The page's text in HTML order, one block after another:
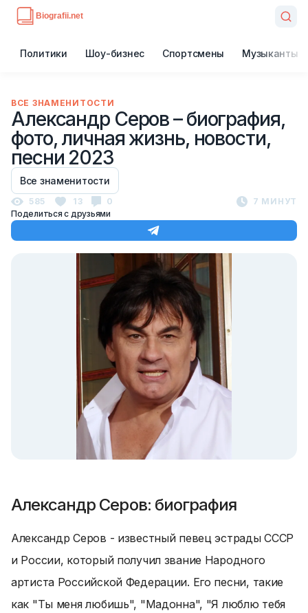
Политики Шоу-бизнес Спортсмены Музыканты
ВСЕ ЗНАМЕНИТОСТИ
Александр Серов – биография,
фото, личная жизнь, новости,
песни 2023
Все знаменитости
585 13 0
7 МИНУТ
Поделиться с друзьями
Александр Серов: биография
Александр Серов - известный певец эстрады СССР
и России, который получил звание Народного
артиста Российской Федерации. Его песни, такие
как "Ты меня любишь", "Мадонна", "Я люблю тебя